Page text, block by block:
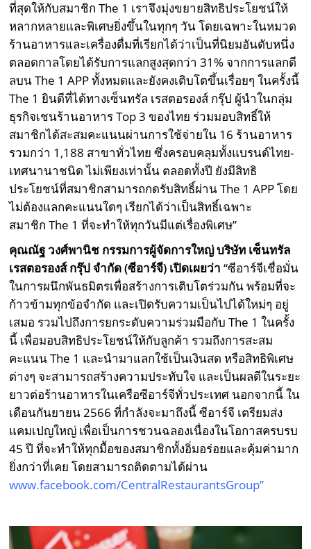
ที่สุดให้กับสมาชิก The 1 เราจึงมุ่งขยายสิทธิประโยชน์ให้
หลากหลายและพิเศษยิ่งขึ้นในทุกๆ วัน โดยเฉพาะในหมวด
ร้านอาหารและเครื่องดื่มที่เรียกได้ว่าเป็นที่นิยมอันดับหนึ่ง
ตลอดกาลโดยได้รับการแลกสูงสุดกว่า 31% จากการแลกดี
ลบน The 1 APP ทั้งหมดและยังคงเติบโตขึ้นเรื่อยๆ ในครั้งนี้
The 1 ยินดีที่ได้ทางเซ็นทรัล เรสตอรองส์ กรุ๊ป ผู้นำในกลุ่ม
ธุรกิจเชนร้านอาหาร Top 3 ของไทย ร่วมมอบสิทธิ์ให้
สมาชิกได้สะสมคะแนนผ่านการใช้จ่ายใน 16 ร้านอาหาร
รวมกว่า 1,188 สาขาทั่วไทย ซึ่งครอบคลุมทั้งแบรนด์ไทย-
เทศนานาชนิด ไม่เพียงเท่านั้น ตลอดทั้งปี ยังมีสิทธิ
ประโยชน์ที่สมาชิกสามารถกดรับสิทธิ์ผ่าน The 1 APP โดย
ไม่ต้องแลกคะแนนใดๆ เรียกได้ว่าเป็นสิทธิ์เฉพาะ
สมาชิก The 1 ที่จะทำให้ทุกวันมีแต่เรื่องพิเศษ”
คุณณัฐ วงศ์พานิช กรรมการผู้จัดการใหญ่ บริษัท เซ็นทรัล
เรสตอรองส์ กรุ๊ป จำกัด (ซีอาร์จี) เปิดเผยว่า “ซีอาร์จีเชื่อมั่น
ในการผนึกพันธมิตรเพื่อสร้างการเติบโตร่วมกัน พร้อมที่จะ
ก้าวข้ามทุกข้อจำกัด และเปิดรับความเป็นไปได้ใหม่ๆ อยู่
เสมอ รวมไปถึงการยกระดับความร่วมมือกับ The 1 ในครั้ง
นี้ เพื่อมอบสิทธิประโยชน์ให้กับลูกค้า รวมถึงการสะสม
คะแนน The 1 และนำมาแลกใช้เป็นเงินสด หรือสิทธิพิเศษ
ต่างๆ จะสามารถสร้างความประทับใจ และเป็นผลดีในระยะ
ยาวต่อร้านอาหารในเครือซีอาร์จีทั่วประเทศ นอกจากนี้ ใน
เดือนกันยายน 2566 ที่กำลังจะมาถึงนี้ ซีอาร์จี เตรียมส่ง
แคมเปญใหญ่ เพื่อเป็นการชวนฉลองเนื่องในโอกาสครบรบ
45 ปี ที่จะทำให้ทุกมื้อของสมาชิกทั้งอิ่มอร่อยและคุ้มค่ามาก
ยิ่งกว่าที่เคย โดยสามารถติดตามได้ผ่าน
www.facebook.com/CentralRestaurantsGroup”